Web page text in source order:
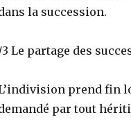
la succession.
Le partage des
prend fin
par tout